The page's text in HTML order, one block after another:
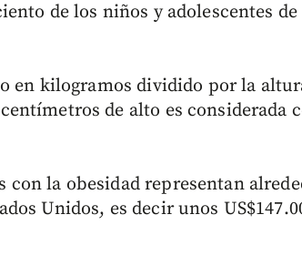
de los niños y adolescentes de
en kilogramos dividido por la
de alto es considerada
con la obesidad representan
Unidos, es decir unos